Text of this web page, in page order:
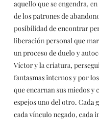
aquello que se engendra,
de los patrones de
posibilidad de encontrar
liberación personal que
un proceso de duelo y
Víctor y la criatura,
fantasmas internos y por
que encarnan sus miedos y
espejos uno del otro. Cada
cada vínculo negado, cada